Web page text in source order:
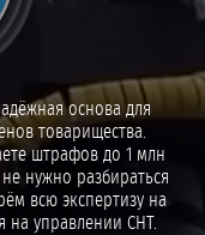
основа для
товарищества.
штрафов до 1 млн
нужно разбираться
всю экспертизу на
на управлении СНТ.